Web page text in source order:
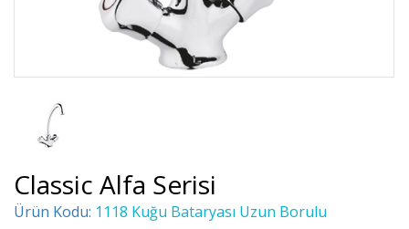
Classic Alfa Serisi
Ürün Kodu: 1118 Kuğu Bataryası Uzun Borulu